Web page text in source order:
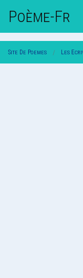
Poème-Fr
Site De Poemes Les